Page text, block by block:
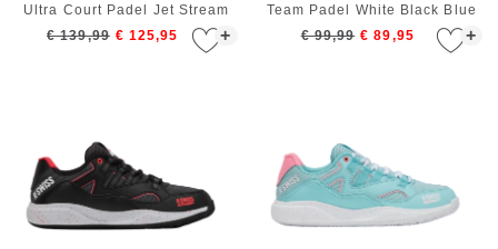
+
Ultra Court Padel Jet Stream
Beaujois Jazzy
€ 139,99 € 125,95 +
Team Padel White Black Blue
Moon
€ 99,99 € 89,95